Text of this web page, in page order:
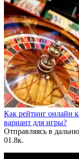
Как рейтинг онлайн
вариант для игры?
Отправляясь в
01.8к.